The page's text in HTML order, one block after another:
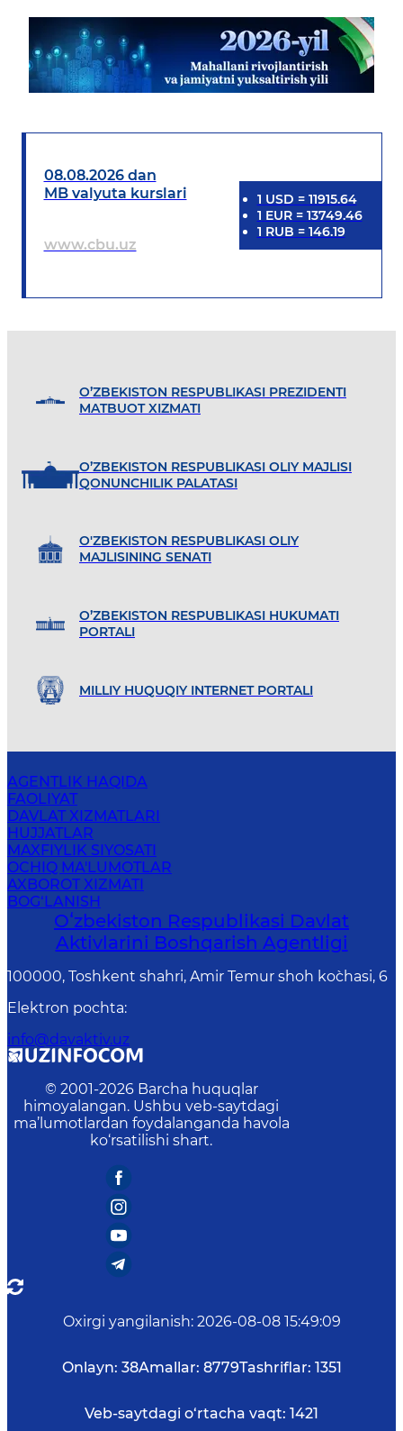
08.08.2026 dan
MB valyuta kurslari
www.cbu.uz
1 USD = 11915.64
1 EUR= 13749.46
1 RUB = 146.19
O’ZBEKISTON RESPUBLIKASI PREZIDENTI
MATBUOT XIZMATI
O’ZBEKISTON RESPUBLIKASI OLIY MAJLISI
QONUNCHILIK PALATASI
O'ZBEKISTON RESPUBLIKASI OLIY
MAJLISINING SENATI
O’ZBEKISTON RESPUBLIKASI HUKUMATI
PORTALI
MILLIY HUQUQIY INTERNET PORTALI
AGENTLIK HAQIDA
FAOLIYAT
DAVLAT XIZMATLARI
HUJJATLAR
MAXFIYLIK SIYOSATI
OCHIQ MA'LUMOTLAR
AXBOROT XIZMATI
BOG‘LANISH
Oʻzbekiston Respublikasi Davlat
Aktivlarini Boshqarish Agentligi
100000, Toshkent shahri, Amir Temur shoh ko`chasi, 6
Elektron pochta:
info@davaktiv.uz
© 2001-2026 Barcha huquqlar
himoyalangan. Ushbu veb-saytdagi
ma’lumotlardan foydalanganda havola
ko‘rsatilishi shart.
Oxirgi yangilanish: 2026-08-08 15:49:09
Onlayn: 38Amallar: 8779Tashriflar: 1351
Veb-saytdagi o‘rtacha vaqt: 1421